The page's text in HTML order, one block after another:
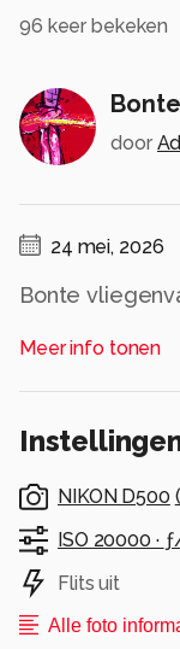
96 keer bekeken
door
24 mei, 2026
Bonte
ogen van
Meer info tonen
NIKON D500 (
ISO 20000 ·
Flits uit
Alle foto